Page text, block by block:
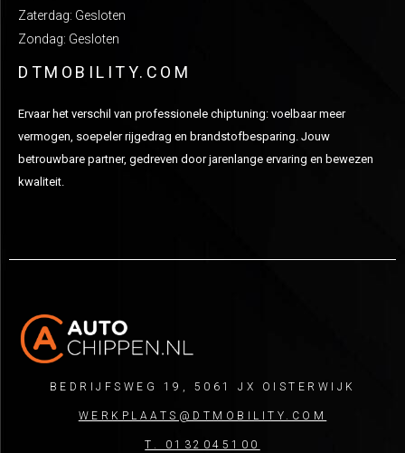
Zaterdag: Gesloten
Zondag: Gesloten
DTMOBILITY.COM
Ervaar het verschil van professionele chiptuning: voelbaar meer
vermogen, soepeler rijgedrag en brandstofbesparing. Jouw
betrouwbare partner, gedreven door jarenlange ervaring en bewezen
kwaliteit.
BEDRIJFSWEG 19, 5061 JX OISTERWIJK
WERKPLAATS@DTMOBILITY.COM
T. 0132045100